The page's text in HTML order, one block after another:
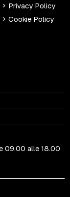
Privacy Policy
Cookie Policy
09.00 alle 18.00